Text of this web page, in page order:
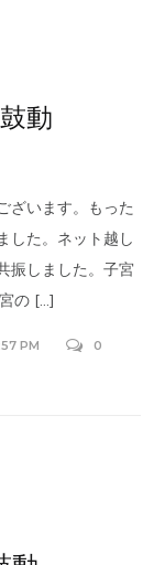
動
ざいます。もった
した。ネット越し
しました。子宮
の […]
PM 0